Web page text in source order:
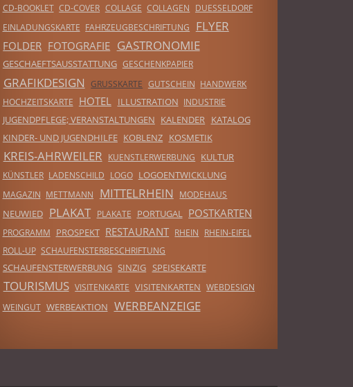
CD-BOOKLET CD-COVER COLLAGE COLLAGEN
DUESSELDORF
EINLADUNGSKARTE FAHRZEUGBESCHRIFTUNG FLYER
FOLDER FOTOGRAFIE GASTRONOMIE
GESCHAEFTSAUSSTATTUNG GESCHENKPAPIER
GRAFIKDESIGN GRUSSKARTE GUTSCHEIN HANDWERK
HOCHZEITSKARTE
HOTEL ILLUSTRATION INDUSTRIE
JUGENDPFLEGE; VERANSTALTUNGEN KALENDER KATALOG
KINDER- UND JUGENDHILFE KOBLENZ KOSMETIK
KREIS-AHRWEILER KUENSTLERWERBUNG KULTUR
KÜNSTLER LADENSCHILD LOGO LOGOENTWICKLUNG
MAGAZIN METTMANN MITTELRHEIN MODEHAUS
NEUWIED PLAKAT PLAKATE PORTUGAL POSTKARTEN
PROGRAMM PROSPEKT RESTAURANT RHEIN
RHEIN-EIFEL
ROLL-UP SCHAUFENSTERBESCHRIFTUNG
SCHAUFENSTERWERBUNG SINZIG SPEISEKARTE
TOURISMUS VISITENKARTE VISITENKARTEN
WEBDESIGN
WEINGUT WERBEAKTION WERBEANZEIGE